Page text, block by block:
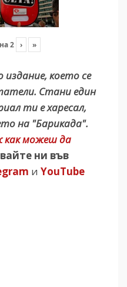
на2 › »
издание, което се
Стани един
ти е харесал,
на "Барикада".
как можеш да
ни във
и YouTube